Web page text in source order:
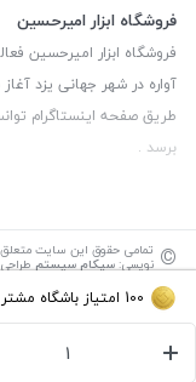
100 امتیاز باشگاه
فروشگاه ابزار امیرحسین
آواره در شهر جهانی یزد
برسد .
© تمامی حقوق این سایت
نویسی:سپکام سیستم